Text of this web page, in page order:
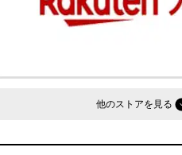
他のストア